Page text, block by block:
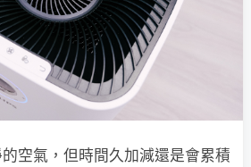
空氣，但時間久加減還是會累積